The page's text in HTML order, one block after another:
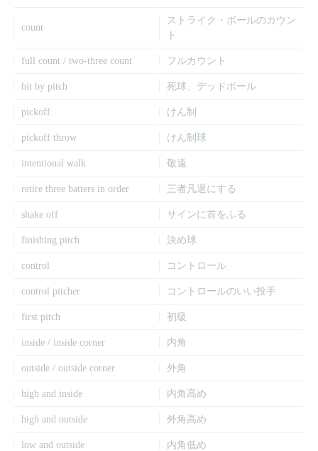
count
ストライク・ボールのカウン
ト
full count / two-three count フルカウント
hit by pitch 死球、デッドボール
pickoff けん制
pickoff throw けん制球
intentional walk 敬遠
retire three batters in order 三者凡退にする
shake off サインに首をふる
finishing pitch 決め球
control コントロール
control pitcher コントロールのいい投手
first pitch 初級
inside / inside corner 内角
outside / outside corner 外角
high and inside 内角高め
high and outside 外角高め
low and outside 内角低め